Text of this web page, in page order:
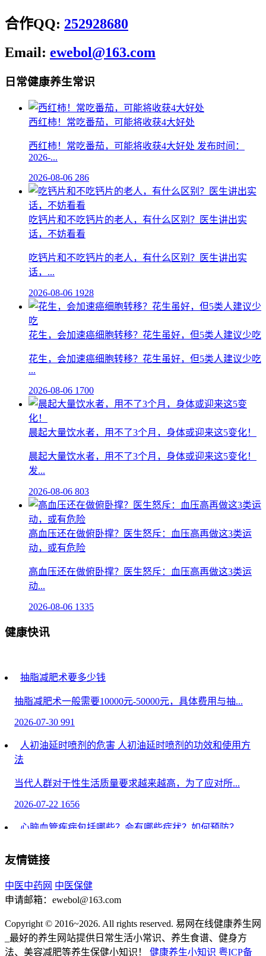
合作QQ: 252928680
Email: ewebol@163.com
日常健康养生常识
西红柿！常吃番茄，可能将收获4大好处
西红柿！常吃番茄，可能将收获4大好处 发布时间：
2026-...
2026-08-06 286
吃钙片和不吃钙片的老人，有什么区别？医生讲出实
话，不妨看看
吃钙片和不吃钙片的老人，有什么区别？医生讲出实
话，...
2026-08-06 1928
花生，会加速癌细胞转移？花生虽好，但5类人建议少吃
花生，会加速癌细胞转移？花生虽好，但5类人建议少吃
...
2026-08-06 1700
晨起大量饮水者，用不了3个月，身体或迎来这5变化！
晨起大量饮水者，用不了3个月，身体或迎来这5变化！
发...
2026-08-06 803
高血压还在做俯卧撑？医生怒斥：血压高再做这3类运
动，或有危险
高血压还在做俯卧撑？医生怒斥：血压高再做这3类运
动...
2026-08-06 1335
健康快讯
抽脂减肥术要多少钱
抽脂减肥术一般需要10000元-50000元，具体费用与抽...
2026-07-30 991
人初油延时喷剂的危害 人初油延时喷剂的功效和使用方
法
当代人群对于性生活质量要求越来越高，为了应对所...
2026-07-22 1656
心脑血管疾病包括哪些？会有哪些症状？如何预防？
布...
2026-07-02 1022
糖尿病
嘴里频繁出现5个信号，或提示你的血糖已超标，警惕
友情链接
中医中药网 中医保健
申请邮箱：ewebol@163.com
Copyright © 2016~2026. All rights reserved. 易网在线健康养生网
_最好的养生网站提供日常生活小常识、养生食谱、健身方
法、美容减肥等养生保健小知识！ 健康养生小知识 粤ICP备